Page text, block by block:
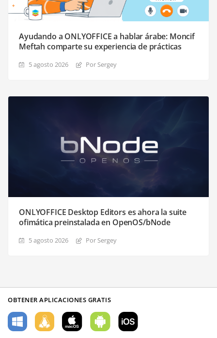
Ayudando a ONLYOFFICE a hablar árabe: Moncif
Meftah comparte su experiencia de prácticas
5 agosto 2026 Por Sergey
ONLYOFFICE Desktop Editors es ahora la suite
ofimática preinstalada en OpenOS/bNode
5 agosto 2026 Por Sergey
OBTENER APLICACIONES GRATIS